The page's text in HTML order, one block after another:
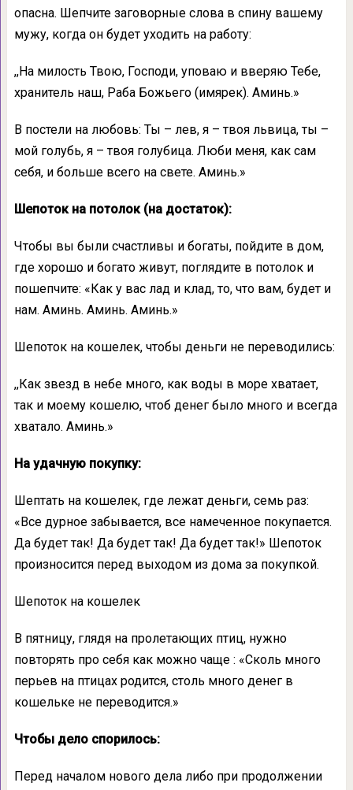
опасна. Шепчите заговорные слова в спину вашему
мужу, когда он будет уходить на работу:
,,На милость Твою, Господи, уповаю и вверяю Тебе,
хранитель наш, Раба Божьего (имярек). Аминь.»
В постели на любовь: Ты – лев, я – твоя львица, ты –
мой голубь, я – твоя голубица. Люби меня, как сам
себя, и больше всего на свете. Аминь.»
Шепоток на потолок (на достаток):
Чтобы вы были счастливы и богаты, пойдите в дом,
где хорошо и богато живут, поглядите в потолок и
пошепчите: «Как у вас лад и клад, то, что вам, будет и
нам. Аминь. Аминь. Аминь.»
Шепоток на кошелек, чтобы деньги не переводились:
,,Как звезд в небе много, как воды в море хватает,
так и моему кошелю, чтоб денег было много и всегда
хватало. Аминь.»
На удачную покупку:
Шептать на кошелек, где лежат деньги, семь раз:
«Все дурное забывается, все намеченное покупается.
Да будет так! Да будет так! Да будет так!» Шепоток
произносится перед выходом из дома за покупкой.
Шепоток на кошелек
В пятницу, глядя на пролетающих птиц, нужно
повторять про себя как можно чаще : «Сколь много
перьев на птицах родится, столь много денег в
кошельке не переводится.»
Чтобы дело спорилось:
Перед началом нового дела либо при продолжении